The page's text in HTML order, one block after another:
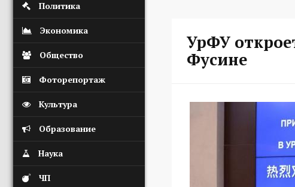
Политика
Экономика
Общество
Фоторепортаж
Культура
Образование
Наука
ЧП
УрФУ
Фусине